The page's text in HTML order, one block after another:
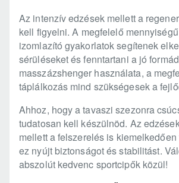
Az intenzív edzések mellett a
kell figyelni. A megfelelő
izomlazító gyakorlatok segítenek
sérüléseket és fenntartani a jó
masszázshenger használata, a
táplálkozás mind szükségesek a
Ahhoz, hogy a tavaszi szezonra
tudatosan kell készülnöd. Az
mellett a felszerelés is
ez nyújt biztonságot és stabilitást.
abszolút kedvenc sportcipők közül!